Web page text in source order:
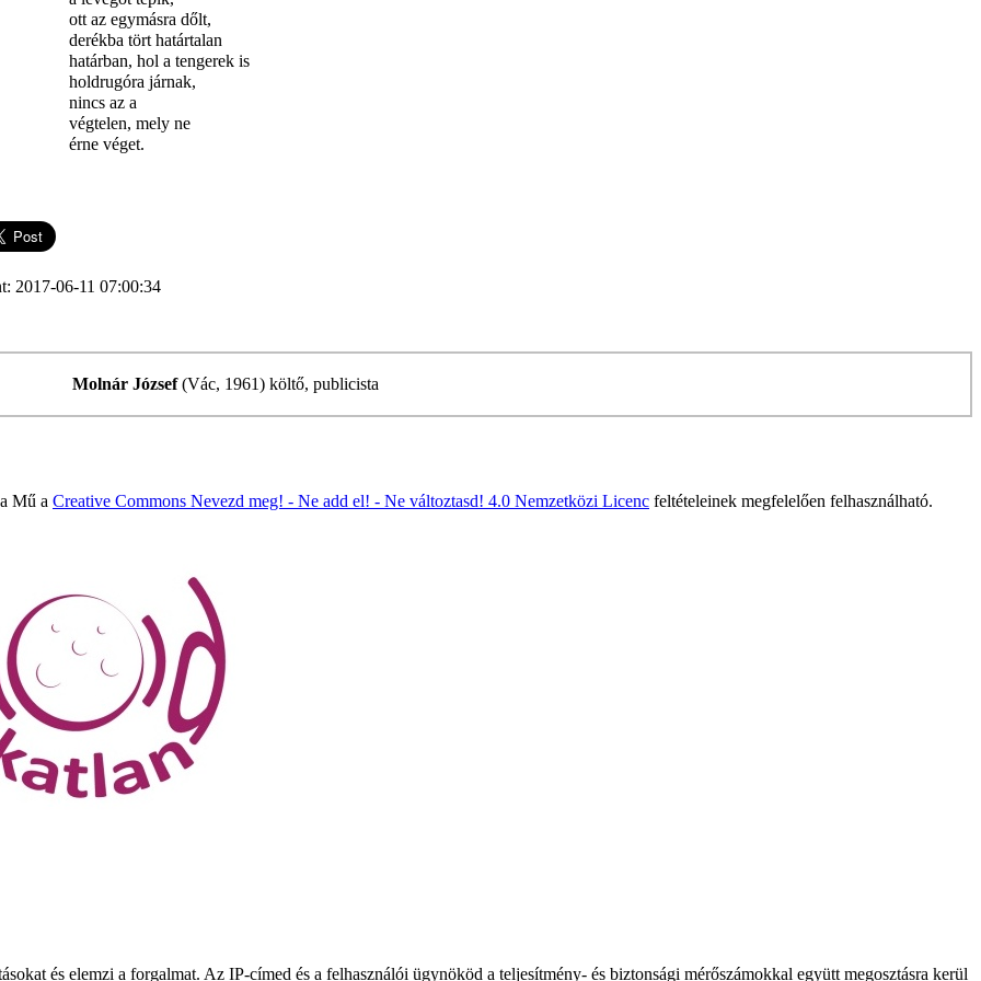
ott az egymásra dőlt,
derékba tört határtalan
határban, hol a tengerek is
holdrugóra járnak,
nincs az a
végtelen, mely ne
érne véget.
2017-06-11 07:00:34
Molnár József(Vác, 1961) költő, publicista
Mű a Creative Commons Nevezd meg! - Ne add el! - Ne változtasd! 4.0 Nemzetközi Licenc feltételeinek megfelelően felhasználható.
és elemzi a forgalmat. Az IP-címed és a felhasználói ügynököd a teljesítmény- és biztonsági mérőszámokkal együtt megosztásra kerül